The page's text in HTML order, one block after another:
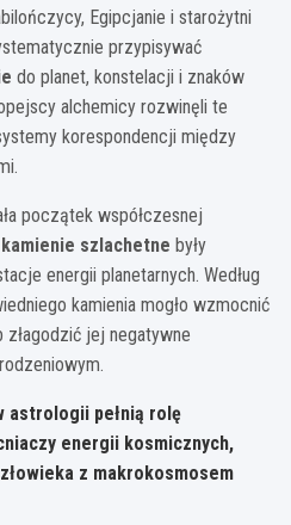
Egipcjanie i starożytni
przypisywać
do planet, konstelacji i znaków
alchemicy rozwinęli te
korespondencji między
początek współczesnej
kamienie szlachetne były
energii planetarnych. Według
kamienia mogło wzmocnić
jej negatywne
astrologii pełnią rolę
energii kosmicznych,
z makrokosmosem